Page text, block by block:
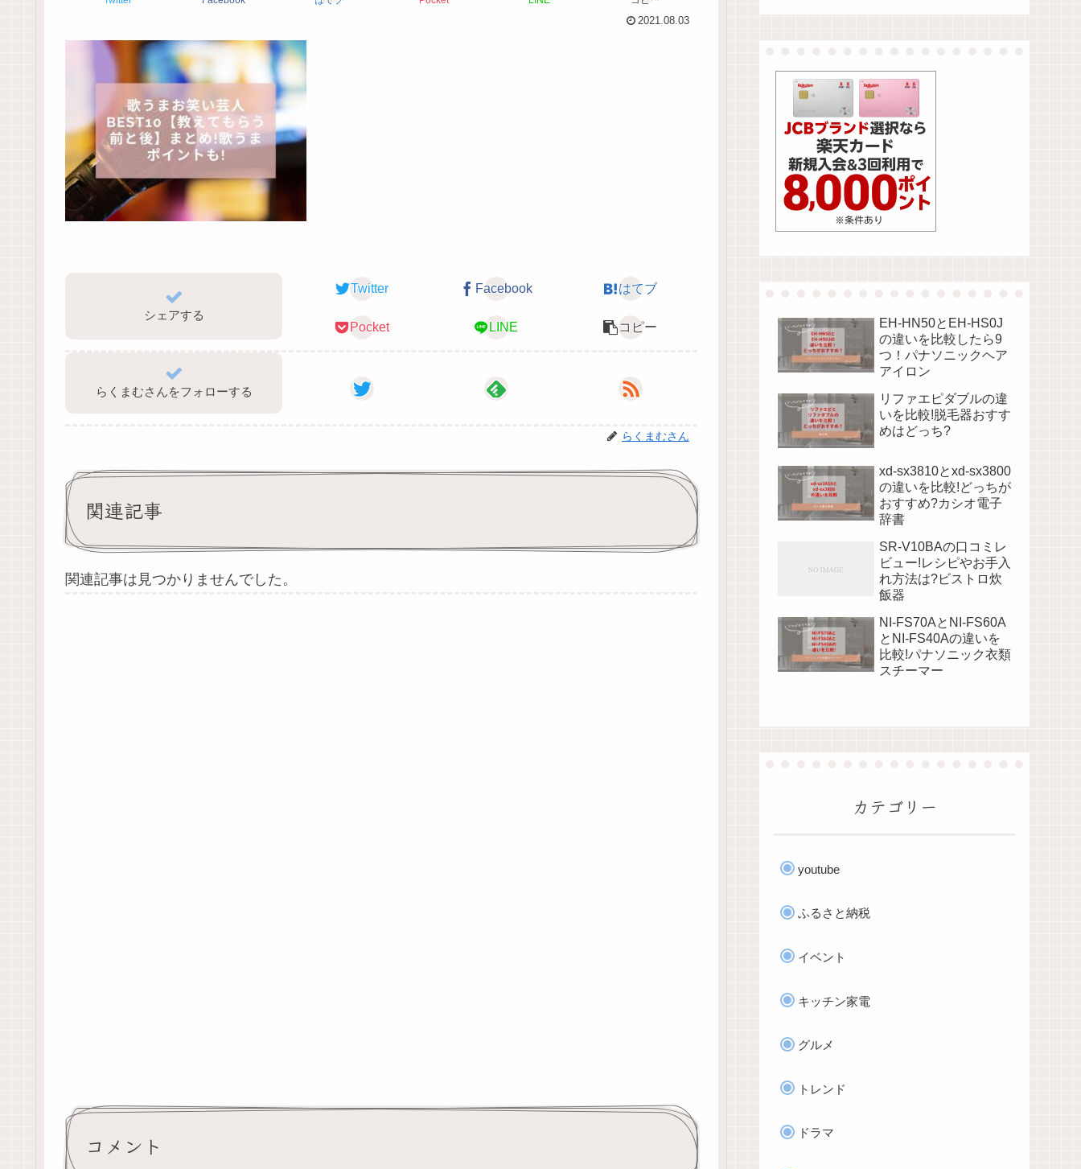
2021.08.03
シェアする
Twitter Facebook はてブ
Pocket LINE コピー
らくまむさんをフォローする
らくまむさん
関連記事
関連記事は見つかりませんでした。
コメント
EH-HN50とEH-HS0J
の違いを比較したら9
つ！パナソニックヘア
アイロン
リファエピダブルの違
いを比較!脱毛器おすす
めはどっち?
xd-sx3810とxd-sx3800
の違いを比較!どっちが
おすすめ?カシオ電子
辞書
SR-V10BAの口コミレ
ビュー!レシピやお手入
れ方法は?ビストロ炊
飯器
NI-FS70AとNI-FS60A
とNI-FS40Aの違いを
比較!パナソニック衣類
スチーマー
カテゴリー
youtube
ふるさと納税
イベント
キッチン家電
グルメ
トレンド
ドラマ